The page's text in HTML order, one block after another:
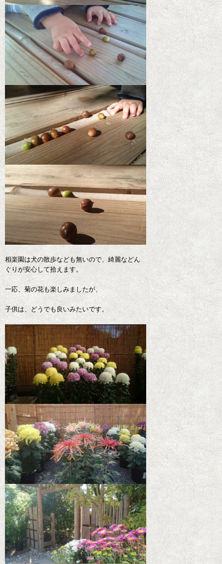
相楽園は犬の散歩なども無いので、綺麗などん
ぐりが安心して拾えます。
一応、菊の花も楽しみましたが、
子供は、どうでも良いみたいです。